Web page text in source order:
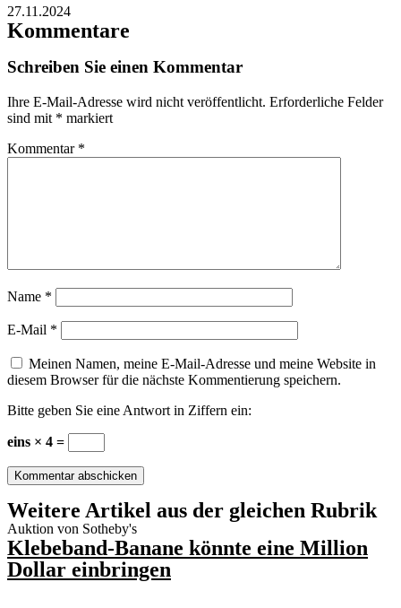
27.11.2024
Kommentare
Schreiben Sie einen Kommentar
Ihre E-Mail-Adresse wird nicht veröffentlicht. Erforderliche Felder
sind mit * markiert
Kommentar *
Name *
E-Mail *
Meinen Namen, meine E-Mail-Adresse und meine Website in
diesem Browser für die nächste Kommentierung speichern.
Bitte geben Sie eine Antwort in Ziffern ein:
eins × 4 =
Weitere Artikel aus der gleichen Rubrik
Auktion von Sotheby's
Klebeband-Banane könnte eine Million
Dollar einbringen